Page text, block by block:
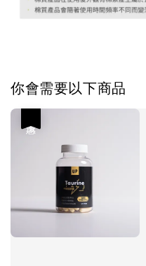
你會需要以下商品